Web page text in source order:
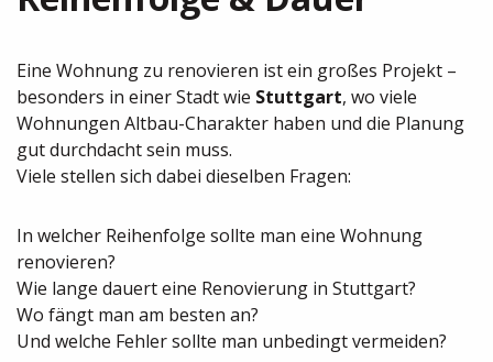
Eine Wohnung zu renovieren ist ein großes Projekt –
besonders in einer Stadt wie Stuttgart, wo viele
Wohnungen Altbau-Charakter haben und die Planung
gut durchdacht sein muss.
Viele stellen sich dabei dieselben Fragen:
In welcher Reihenfolge sollte man eine Wohnung
renovieren?
Wie lange dauert eine Renovierung in Stuttgart?
Wo fängt man am besten an?
Und welche Fehler sollte man unbedingt vermeiden?